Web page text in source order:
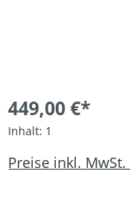
449,00 €*
Inhalt: 1
Preise inkl.